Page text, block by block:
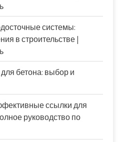
системы:
в строительстве |
бетона: выбор и
ссылки для
руководство по